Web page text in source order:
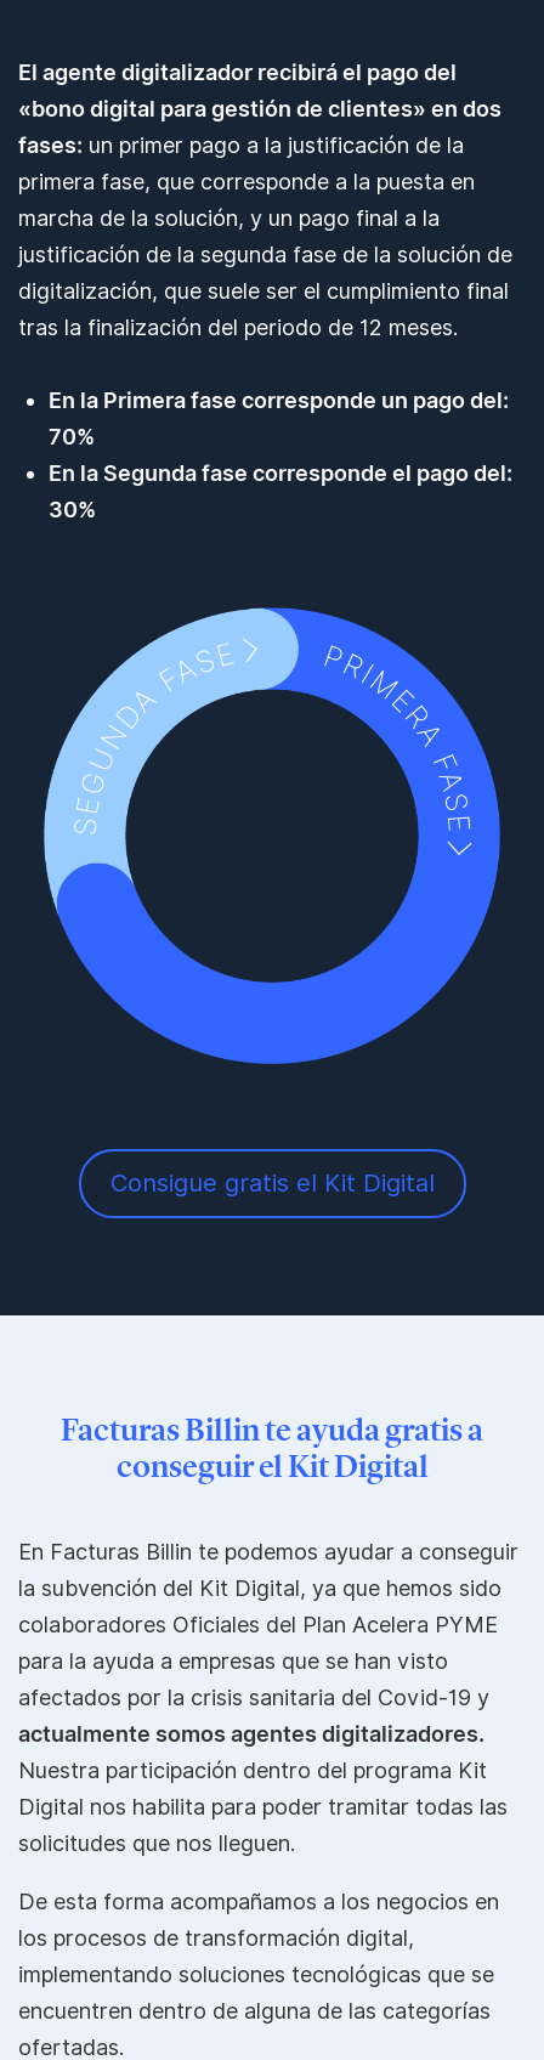
El agente digitalizador recibirá el pago del
«bono digital para gestión de clientes» en dos
fases: un primer pago a la justificación de la
primera fase, que corresponde a la puesta en
marcha de la solución, y un pago final a la
justificación de la segunda fase de la solución de
digitalización, que suele ser el cumplimiento final
tras la finalización del periodo de 12 meses.
En la Primera fase corresponde un pago del:
70%
En la Segunda fase corresponde el pago del:
30%
Consigue gratis el Kit Digital
Facturas Billin te ayuda gratis a
conseguir el Kit Digital
En Facturas Billin te podemos ayudar a conseguir
la subvención del Kit Digital, ya que hemos sido
colaboradores Oficiales del Plan Acelera PYME
para la ayuda a empresas que se han visto
afectados por la crisis sanitaria del Covid-19 y
actualmente somos agentes digitalizadores.
Nuestra participación dentro del programa Kit
Digital nos habilita para poder tramitar todas las
solicitudes que nos lleguen.
De esta forma acompañamos a los negocios en
los procesos de transformación digital,
implementando soluciones tecnológicas que se
encuentren dentro de alguna de las categorías
ofertadas.